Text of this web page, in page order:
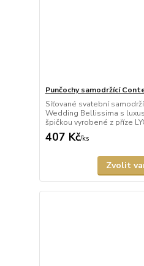
Punčochy samodržící
Síťované svatební
Wedding Bellissima s
špičkou vyrobené z příze
407 Kč/ks
Zvolit